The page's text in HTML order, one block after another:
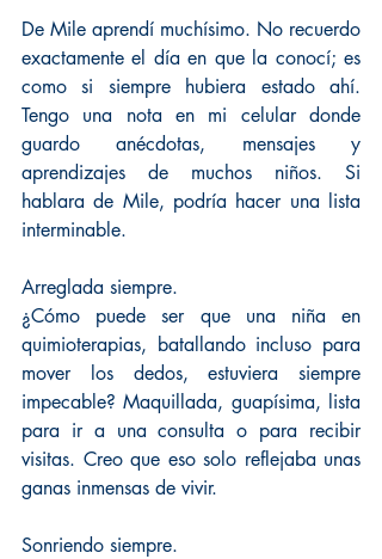
De Mile aprendí muchísimo. No recuerdo
exactamente el día en que la conocí; es
como si siempre hubiera estado ahí.
Tengo una nota en mi celular donde
guardo anécdotas, mensajes y
aprendizajes de muchos niños. Si
hablara de Mile, podría hacer una lista
interminable.
Arreglada siempre.
¿Cómo puede ser que una niña en
quimioterapias, batallando incluso para
mover los dedos, estuviera siempre
impecable? Maquillada, guapísima, lista
para ir a una consulta o para recibir
visitas. Creo que eso solo reflejaba unas
ganas inmensas de vivir.
Sonriendo siempre.